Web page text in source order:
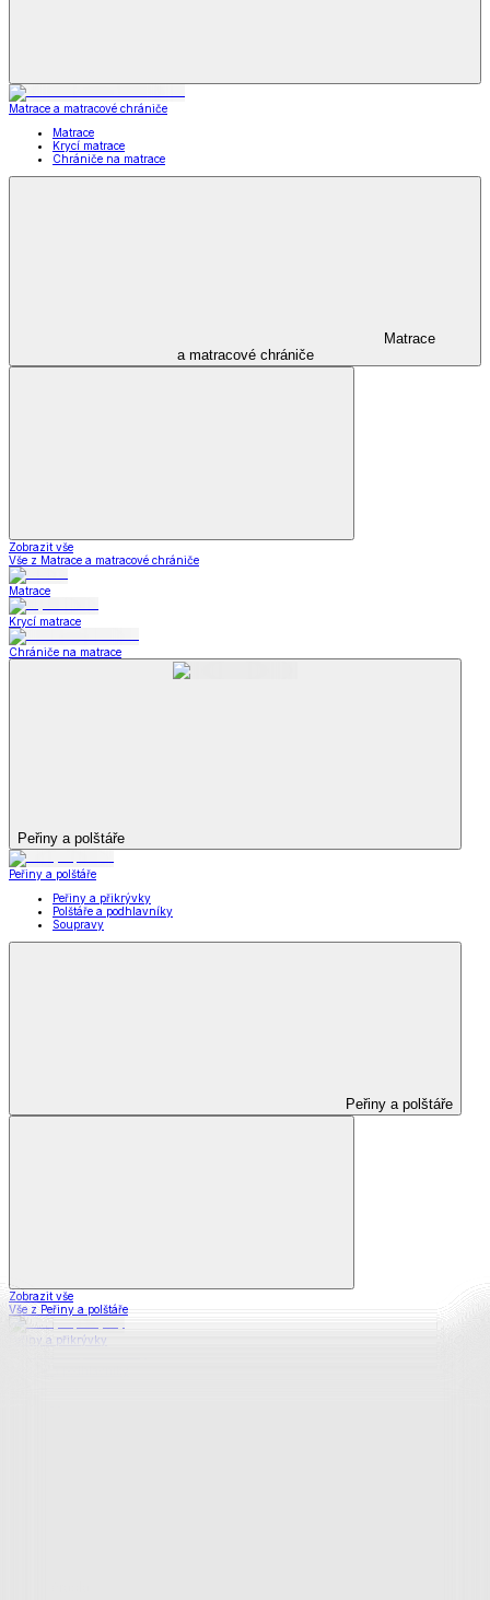
Matrace a matracové chrániče
Matrace
Krycí matrace
Chrániče na matrace
Matrace
a matracové chrániče
Zobrazit vše
Vše z Matrace a matracové chrániče
Matrace
Krycí matrace
Chrániče na matrace
Peřiny a polštáře
Peřiny a polštáře
Peřiny a přikrývky
Polštáře a podhlavníky
Soupravy
Peřiny a polštáře
Zobrazit vše
Vše z Peřiny a polštáře
Peřiny a přikrývky